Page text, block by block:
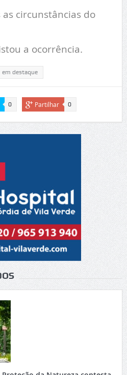
as circunstâncias do
a ocorrência.
em destaque
0 Partilhar 0